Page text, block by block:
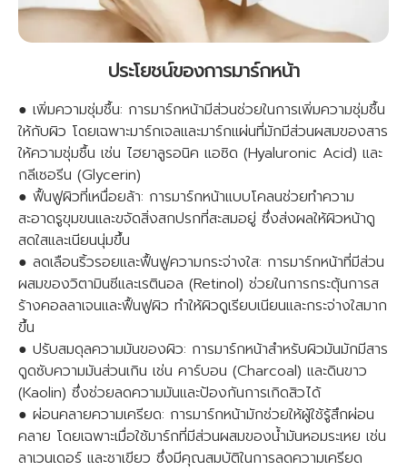
ประโยชน์ของการมาร์กหน้า
● เพิ่มความชุ่มชื้น: การมาร์กหน้ามีส่วนช่วยในการเพิ่มความชุ่มชื้น
ให้กับผิว โดยเฉพาะมาร์กเจลและมาร์กแผ่นที่มักมีส่วนผสมของสาร
ให้ความชุ่มชื้น เช่น ไฮยาลูรอนิค แอซิด (Hyaluronic Acid) และ
กลีเซอรีน (Glycerin)
● ฟื้นฟูผิวที่เหนื่อยล้า: การมาร์กหน้าแบบโคลนช่วยทำความ
สะอาดรูขุมขนและขจัดสิ่งสกปรกที่สะสมอยู่ ซึ่งส่งผลให้ผิวหน้าดู
สดใสและเนียนนุ่มขึ้น
● ลดเลือนริ้วรอยและฟื้นฟูความกระจ่างใส: การมาร์กหน้าที่มีส่วน
ผสมของวิตามินซีและเรตินอล (Retinol) ช่วยในการกระตุ้นการส
ร้างคอลลาเจนและฟื้นฟูผิว ทำให้ผิวดูเรียบเนียนและกระจ่างใสมาก
ขึ้น
● ปรับสมดุลความมันของผิว: การมาร์กหน้าสำหรับผิวมันมักมีสาร
ดูดซับความมันส่วนเกิน เช่น คาร์บอน (Charcoal) และดินขาว
(Kaolin) ซึ่งช่วยลดความมันและป้องกันการเกิดสิวได้
● ผ่อนคลายความเครียด: การมาร์กหน้ามักช่วยให้ผู้ใช้รู้สึกผ่อน
คลาย โดยเฉพาะเมื่อใช้มาร์กที่มีส่วนผสมของน้ำมันหอมระเหย เช่น
ลาเวนเดอร์ และชาเขียว ซึ่งมีคุณสมบัติในการลดความเครียด